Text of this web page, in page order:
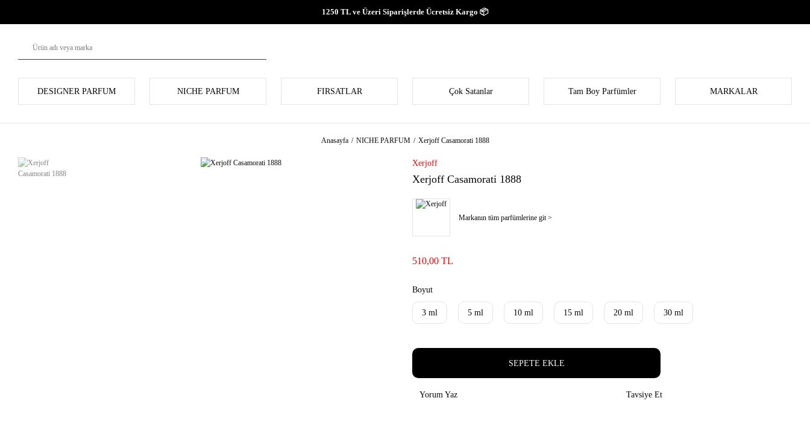
1250 TL ve Üzeri Siparişlerde Ücretsiz Kargo 📦
DESIGNER PARFUM NICHE PARFUM FIRSATLAR Çok Satanlar Tam Boy Parfümler MARKALAR
Anasayfa NICHE PARFUM Xerjoff Casamorati 1888
Xerjoff
Xerjoff Casamorati 1888
Markanın tüm parfümlerine git >
510,00 TL
Boyut
3 ml 5 ml 10 ml 15 ml 20 ml 30 ml
SEPETE EKLE
Yorum Yaz Tavsiye Et